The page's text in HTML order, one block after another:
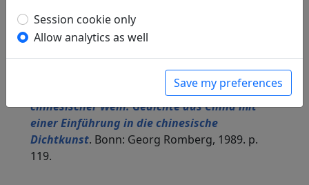
Günther Debon. Mit 23 Abbildungen
Universal-Bibliothek. Stuttgart: Philipp Reclam
jun., 1993. p. 149.
(1914–2007): Einsamer Trunk
Chinesische Liebe,
chinesischer Wein. Gedichte aus China mit
einer Einführung in die chinesische
Dichtkunst. Bonn: Georg Romberg, 1989. p.
119.
Session cookie only
Allow analytics as well
Save my preferences